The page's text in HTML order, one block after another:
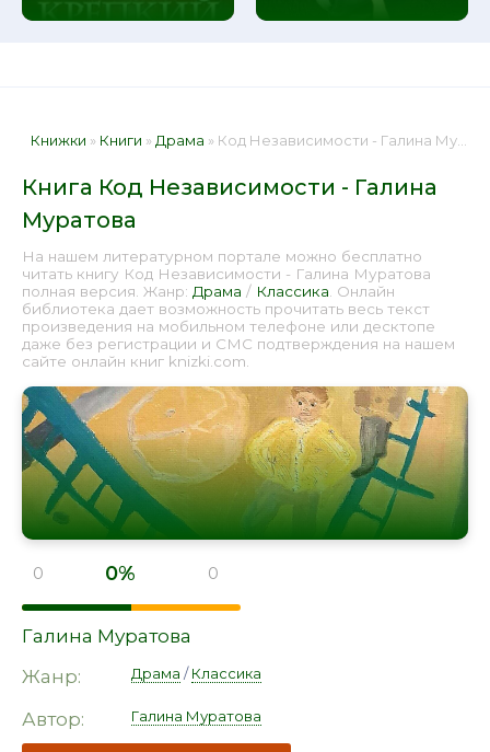
Книжки » Книги » Драма » Код Независимости - Галина Муратова 📕 - Книга онлайн бесплатно
Книга Код Независимости - Галина
Муратова
На нашем литературном портале можно бесплатно
читать книгу Код Независимости - Галина Муратова
полная версия. Жанр: Драма / Классика . Онлайн
библиотека дает возможность прочитать весь текст
произведения на мобильном телефоне или десктопе
даже без регистрации и СМС подтверждения на нашем
сайте онлайн книг knizki.com.
0 0% 0
Галина Муратова
Жанр:
Драма /Классика
Автор: Галина Муратова